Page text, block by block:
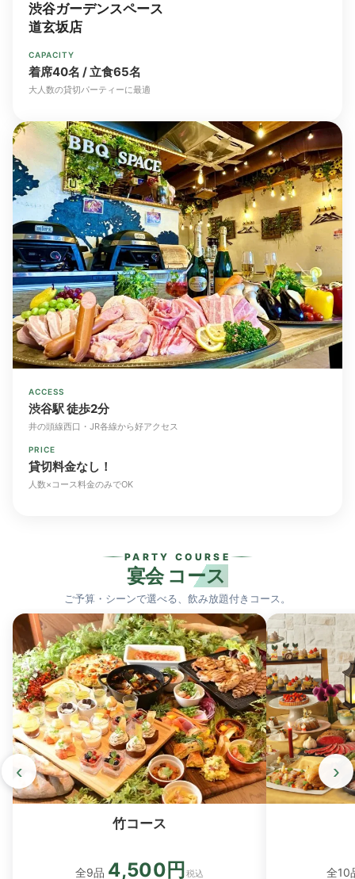
渋谷ガーデンスペース
道玄坂店
CAPACITY
着席40名 / 立食65名
大人数の貸切パーティーに最適
ACCESS
渋谷駅 徒歩2分
井の頭線西口・JR各線から好アクセス
PRICE
貸切料金なし！
人数×コース料金のみでOK
PARTY COURSE
宴会 コース
ご予算・シーンで選べる、飲み放題付きコース。
竹コース
全9品 4,500円 税込
全10
‹ ›